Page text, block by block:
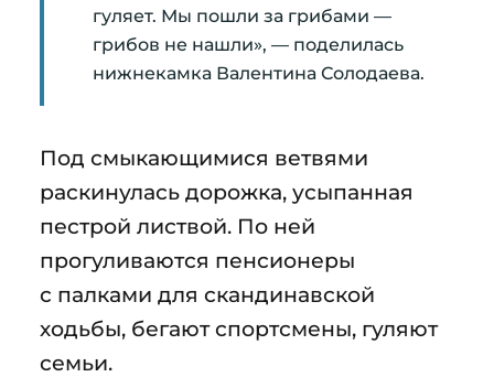
гуляет. Мы пошли за грибами —
грибов не нашли», — поделилась
нижнекамка Валентина Солодаева.
Под смыкающимися ветвями
раскинулась дорожка, усыпанная
пестрой листвой. По ней
прогуливаются пенсионеры
с палками для скандинавской
ходьбы, бегают спортсмены, гуляют
семьи.